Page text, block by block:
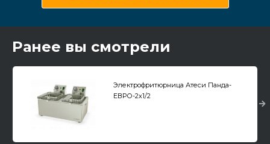
Ранее вы смотрели
Электрофритюрница Атеси Панда-
ЕВРО-2х1/2